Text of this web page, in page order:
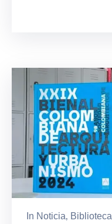
Noticias
In Noticia‚ Biblioteca